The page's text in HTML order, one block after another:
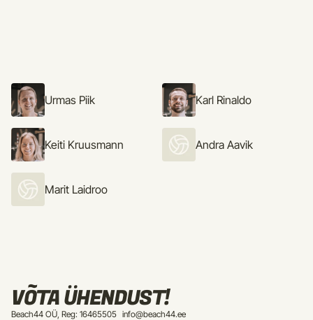
Urmas Piik Karl Rinaldo
Keiti Kruusmann Andra Aavik
Marit Laidroo
VÕTA ÜHENDUST!
Beach44 OÜ, Reg: 16465505 info@beach44.ee